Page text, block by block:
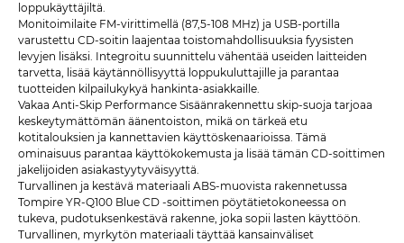
loppukäyttäjiltä.
Monitoimilaite FM-virittimellä (87,5-108 MHz) ja USB-portilla
varustettu CD-soitin laajentaa toistomahdollisuuksia fyysisten
levyjen lisäksi. Integroitu suunnittelu vähentää useiden laitteiden
tarvetta, lisää käytännöllisyyttä loppukuluttajille ja parantaa
tuotteiden kilpailukykyä hankinta-asiakkaille.
Vakaa Anti-Skip Performance Sisäänrakennettu skip-suoja tarjoaa
keskeytymättömän äänentoiston, mikä on tärkeä etu
kotitalouksien ja kannettavien käyttöskenaarioissa. Tämä
ominaisuus parantaa käyttökokemusta ja lisää tämän CD-soittimen
jakelijoiden asiakastyytyväisyyttä.
Turvallinen ja kestävä materiaali ABS-muovista rakennetussa
Tompire YR-Q100 Blue CD -soittimen pöytätietokoneessa on
tukeva, pudotuksenkestävä rakenne, joka sopii lasten käyttöön.
Turvallinen, myrkytön materiaali täyttää kansainväliset